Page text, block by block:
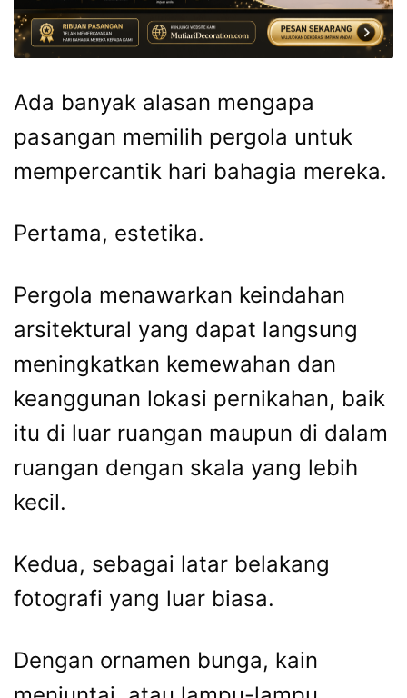
Ada banyak alasan mengapa
pasangan memilih pergola untuk
mempercantik hari bahagia mereka.
Pertama, estetika.
Pergola menawarkan keindahan
arsitektural yang dapat langsung
meningkatkan kemewahan dan
keanggunan lokasi pernikahan, baik
itu di luar ruangan maupun di dalam
ruangan dengan skala yang lebih
kecil.
Kedua, sebagai latar belakang
fotografi yang luar biasa.
Dengan ornamen bunga, kain